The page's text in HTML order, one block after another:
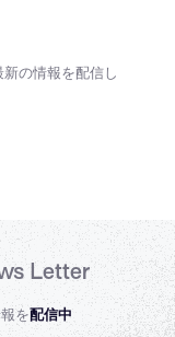
の情報を配信し
Letter
を配信中